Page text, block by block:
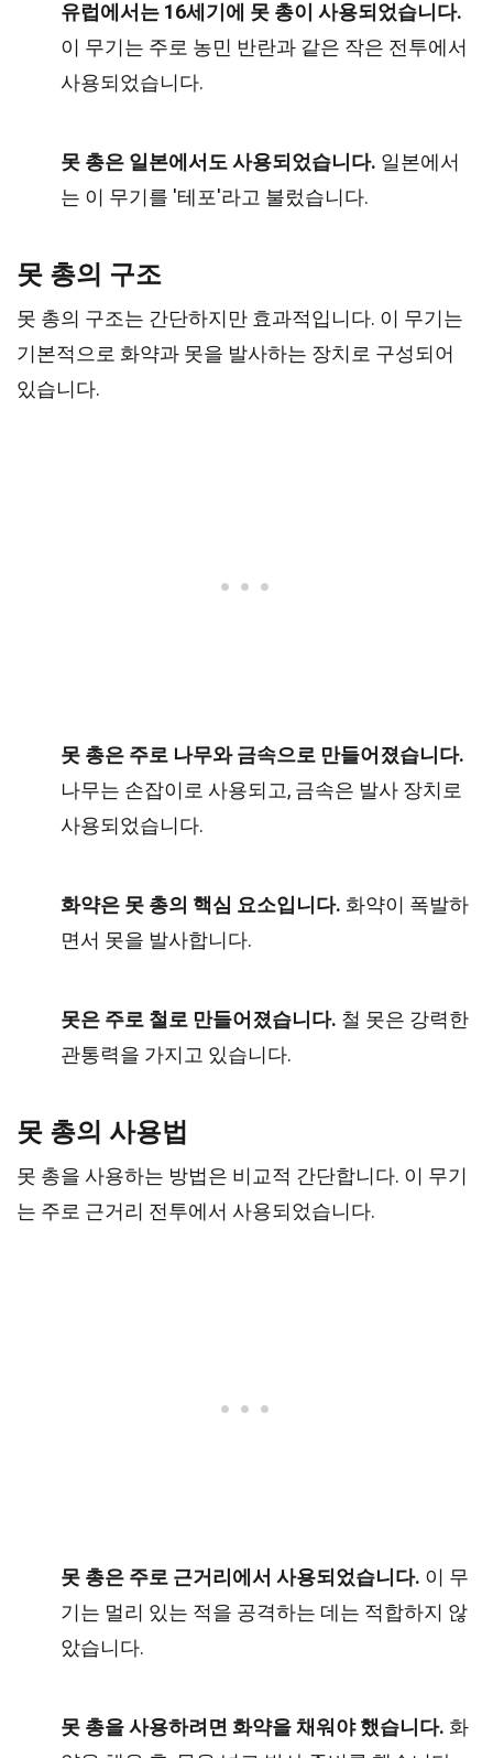
유럽에서는 16세기에 못 총이 사용되었습니다.
이 무기는 주로 농민 반란과 같은 작은 전투에서
사용되었습니다.
못 총은 일본에서도 사용되었습니다. 일본에서
는 이 무기를 '테포'라고 불렀습니다.
못 총의 구조
못 총의 구조는 간단하지만 효과적입니다. 이 무기는
기본적으로 화약과 못을 발사하는 장치로 구성되어
있습니다.
못 총은 주로 나무와 금속으로 만들어졌습니다.
나무는 손잡이로 사용되고, 금속은 발사 장치로
사용되었습니다.
화약은 못 총의 핵심 요소입니다. 화약이 폭발하
면서 못을 발사합니다.
못은 주로 철로 만들어졌습니다. 철 못은 강력한
관통력을 가지고 있습니다.
못 총의 사용법
못 총을 사용하는 방법은 비교적 간단합니다. 이 무기
는 주로 근거리 전투에서 사용되었습니다.
못 총은 주로 근거리에서 사용되었습니다. 이 무
기는 멀리 있는 적을 공격하는 데는 적합하지 않
았습니다.
못 총을 사용하려면 화약을 채워야 했습니다. 화